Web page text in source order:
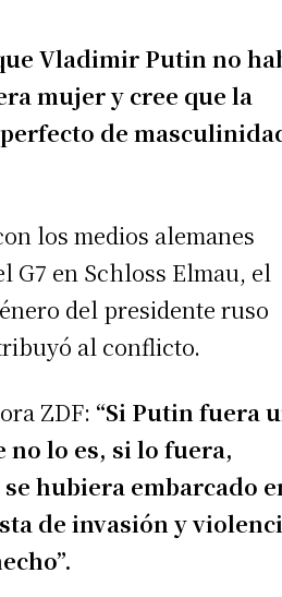
Vladimir Putin no
mujer y cree que la
de
los medios alemanes
G7 en Schloss Elmau, el
del presidente ruso
al conflicto.
ZDF: “Si Putin fuera
lo es, si lo fuera,
hubiera embarcado
de invasión y